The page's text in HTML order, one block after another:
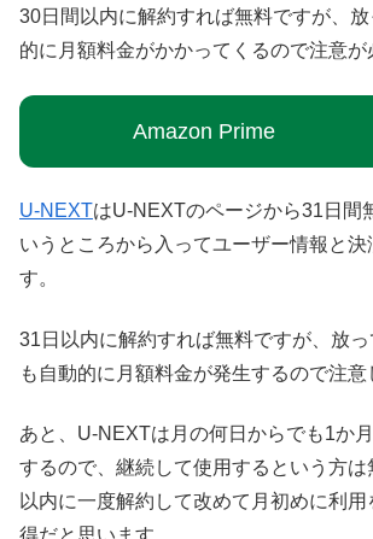
30日間以内に解約すれば無料ですが、
的に月額料金がかかってくるので注意が
Amazon Prime
U-NEXTはU-NEXTのページから31日間
いうところから入ってユーザー情報と決
す。
31日以内に解約すれば無料ですが、放
も自動的に月額料金が発生するので注意
あと、U-NEXTは月の何日からでも1か
するので、継続して使用するという方は
以内に一度解約して改めて月初めに利
得だと思います。